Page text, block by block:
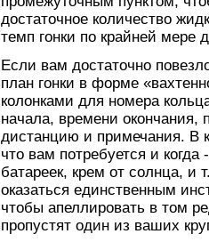
достаточное количество
темп гонки по крайней мере
Если вам достаточно
план гонки в форме
колонками для номера
начала, времени
дистанцию и примечания. В
что вам потребуется и
батареек, крем от солнца, и
оказаться единственным
чтобы апеллировать в том
пропустят один из ваших